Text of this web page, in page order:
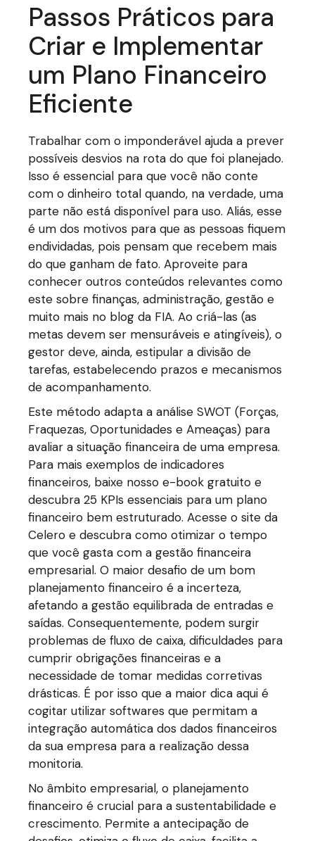
Passos Práticos para
Criar e Implementar
um Plano Financeiro
Eficiente
Trabalhar com o imponderável ajuda a prever
possíveis desvios na rota do que foi planejado.
Isso é essencial para que você não conte
com o dinheiro total quando, na verdade, uma
parte não está disponível para uso. Aliás, esse
é um dos motivos para que as pessoas fiquem
endividadas, pois pensam que recebem mais
do que ganham de fato. Aproveite para
conhecer outros conteúdos relevantes como
este sobre finanças, administração, gestão e
muito mais no blog da FIA. Ao criá-las (as
metas devem ser mensuráveis e atingíveis), o
gestor deve, ainda, estipular a divisão de
tarefas, estabelecendo prazos e mecanismos
de acompanhamento.
Este método adapta a análise SWOT (Forças,
Fraquezas, Oportunidades e Ameaças) para
avaliar a situação financeira de uma empresa.
Para mais exemplos de indicadores
financeiros, baixe nosso e-book gratuito e
descubra 25 KPIs essenciais para um plano
financeiro bem estruturado. Acesse o site da
Celero e descubra como otimizar o tempo
que você gasta com a gestão financeira
empresarial. O maior desafio de um bom
planejamento financeiro é a incerteza,
afetando a gestão equilibrada de entradas e
saídas. Consequentemente, podem surgir
problemas de fluxo de caixa, dificuldades para
cumprir obrigações financeiras e a
necessidade de tomar medidas corretivas
drásticas. É por isso que a maior dica aqui é
cogitar utilizar softwares que permitam a
integração automática dos dados financeiros
da sua empresa para a realização dessa
monitoria.
No âmbito empresarial, o planejamento
financeiro é crucial para a sustentabilidade e
crescimento. Permite a antecipação de